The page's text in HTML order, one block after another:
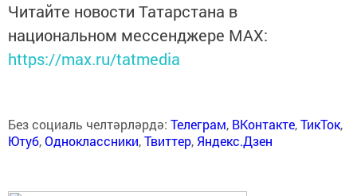
Читайте новости Татарстана в
национальном мессенджере MАХ:
https://max.ru/tatmedia
Без социаль челтәрләрдә: Телеграм, ВКонтакте,ТикТок,
Ютуб,Одноклассники,Твиттер, Яндекс.Дзен